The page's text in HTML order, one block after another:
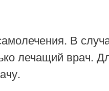
В
лечащий врач.